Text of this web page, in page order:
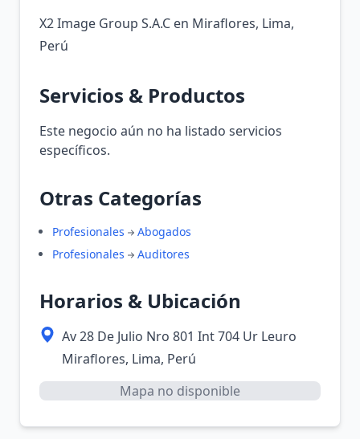
X2 Image Group S.A.C en Miraflores, Lima,
Perú
Servicios & Productos
Este negocio aún no ha listado servicios
específicos.
Otras Categorías
Profesionales
Abogados
Profesionales
Auditores
Horarios & Ubicación
Av 28 De Julio Nro 801 Int 704 Ur Leuro
Miraflores, Lima, Perú
Mapa no disponible